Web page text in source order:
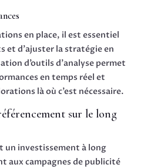
en place, il est essentiel
et d’ajuster la stratégie en
d’outils d’analyse permet
en temps réel et
là où c’est nécessaire.
sur le long
un investissement à long
aux campagnes de publicité